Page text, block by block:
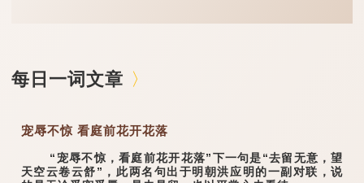
每日一词文章
宠辱不惊 看庭前花开花落
“宠辱不惊，看庭前花开花落”下一句是“去留无意，望
天空云卷云舒”，此两名句出于明朝洪应明的一副对联，说